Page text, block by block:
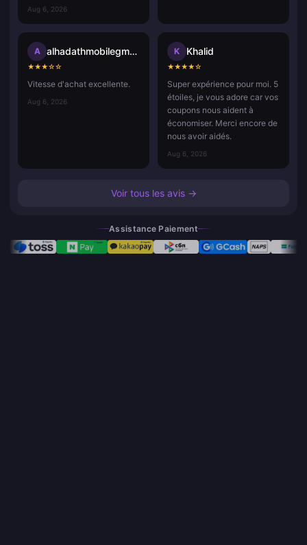
Aug 6, 2026
A alhadathmobilegmail.com
★★★☆☆
Vitesse d'achat excellente.
Aug 6, 2026
K Khalid
★★★★☆
Super expérience pour moi. 5
étoiles, je vous adore car vos
coupons nous aident à
économiser. Merci encore de
nous avoir aidés.
Aug 6, 2026
Voir tous les avis →
Assistance Paiement